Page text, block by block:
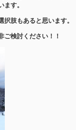
ます。
肢もあると思います。
ご検討ください！！